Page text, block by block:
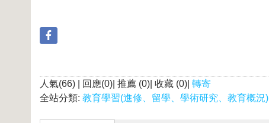
人氣(66) | 回應(0)| 推薦 (0)| 收藏 (0)| 轉寄
全站分類: 教育學習(進修、留學、學術研究、教育概況)